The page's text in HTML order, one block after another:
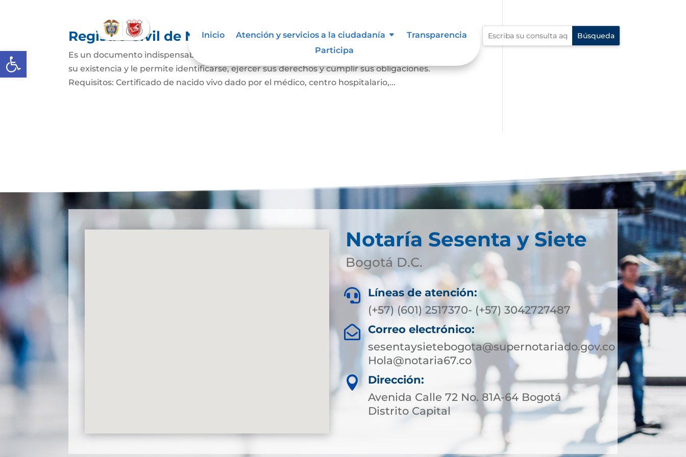
Abrir barra de herramientas
Inicio Atención y servicios a la ciudadanía
Transparencia
Participa
Registro Civil de Nacimiento
Es un documento indispensable mediante el cual la persona prueba ante la familia y la sociedad
su existencia y le permite identificarse, ejercer sus derechos y cumplir sus obligaciones.
Requisitos: Certificado de nacido vivo dado por el médico, centro hospitalario,...
Notaría Sesenta y Siete
Bogotá D.C.

Líneas de atención:
(+57) (601) 2517370- (+57) 3042727487

Correo electrónico:
sesentaysietebogota@supernotariado.gov.co
Hola@notaria67.co

Dirección:
Avenida Calle 72 No. 81A-64 Bogotá
Distrito Capital